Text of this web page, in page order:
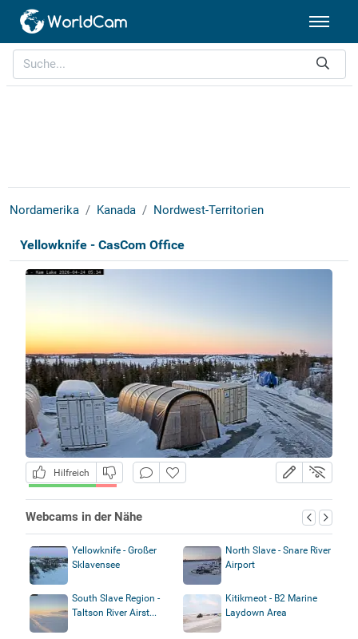
Nordamerika Kanada Nordwest-Territorien
Yellowknife - CasCom Office
Hilfreich
Webcams in der Nähe
Yellowknife - Großer
Sklavensee
North Slave - Snare River
Airport
South Slave Region -
Taltson River Airst...
Kitikmeot - B2 Marine
Laydown Area